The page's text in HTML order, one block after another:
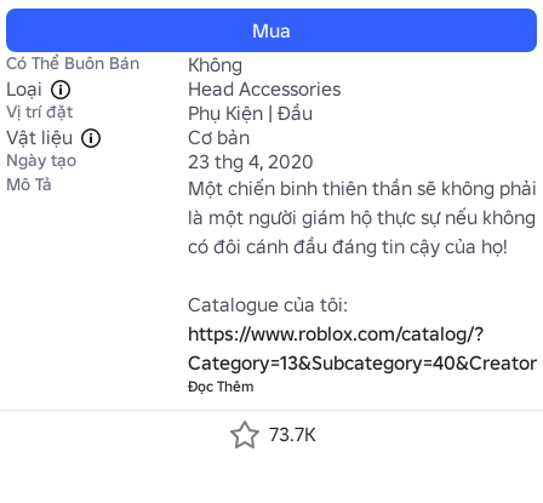
Mua
Có Thể Buôn Bán
Không
Loại
Head Accessories
Vị trí đặt
Phụ Kiện | Đầu
Vật liệu
Cơ bản
Ngày tạo 23 thg 4, 2020
Mô Tả
Một chiến binh thiên thần sẽ không phải
là một người giám hộ thực sự nếu không
có đôi cánh đầu đáng tin cậy của họ!
https://www.roblox.com/catalog/?
Đọc Thêm
73.7K